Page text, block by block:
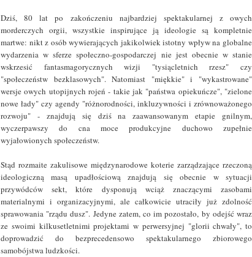
Dziś, 80 lat po zakończeniu najbardziej spektakularnej z owych
morderczych orgii, wszystkie inspirujące ją ideologie są kompletnie
martwe: nikt z osób wywierających jakikolwiek istotny wpływ na globalne
wydarzenia w sferze społeczno-gospodarczej nie jest obecnie w stanie
wskrzesić fantasmagorycznych wizji "tysiącletnich rzesz" czy
"społeczeństw bezklasowych". Natomiast "miękkie" i "wykastrowane"
wersje owych utopijnych rojeń - takie jak "państwa opiekuńcze", "zielone
nowe łady" czy agendy "różnorodności, inkluzywności i zrównoważonego
rozwoju" - znajdują się dziś na zaawansowanym etapie gnilnym,
wyczerpawszy do cna moce produkcyjne duchowo zupełnie
wyjałowionych społeczeństw.
Stąd rozmaite zakulisowe międzynarodowe koterie zarządzające rzeczoną
ideologiczną masą upadłościową znajdują się obecnie w sytuacji
przywódców sekt, które dysponują wciąż znaczącymi zasobami
materialnymi i organizacyjnymi, ale całkowicie utraciły już zdolność
sprawowania "rządu dusz". Jedyne zatem, co im pozostało, by odejść wraz
ze swoimi kilkusetletnimi projektami w perwersyjnej "glorii chwały", to
doprowadzić do bezprecedensowo spektakularnego zbiorowego
samobójstwa ludzkości.